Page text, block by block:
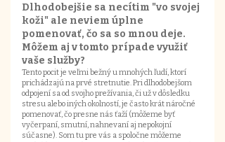
Dlhodobejšie sa necítim "vo svojej
koži" ale neviem úplne
pomenovať, čo sa so mnou deje.
Môžem aj v tomto prípade využiť
vaše služby?​
Tento pocit je veľmi bežný u mnohých ľudí, ktorí
prichádzajú na prvé stretnutie. Pri dlhodobejšom
odpojení sa od svojho prežívania, či už v dôsledku
stresu alebo iných okolností, je často krát náročné
pomenovať, čo presne nás ťaží (môžeme byť
vyčerpaní, smutní, nahnevaní aj nepokojní
súčasne). Som tu pre vás a spoločne môžeme